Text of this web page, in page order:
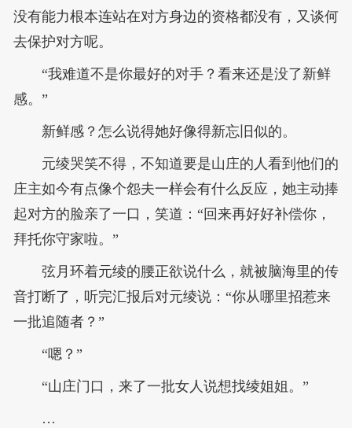
没有能力根本连站在对方身边的资格都没有，又谈何
去保护对方呢。
“我难道不是你最好的对手？看来还是没了新鲜
感。”
新鲜感？怎么说得她好像得新忘旧似的。
元绫哭笑不得，不知道要是山庄的人看到他们的
庄主如今有点像个怨夫一样会有什么反应，她主动捧
起对方的脸亲了一口，笑道：“回来再好好补偿你，
拜托你守家啦。”
弦月环着元绫的腰正欲说什么，就被脑海里的传
音打断了，听完汇报后对元绫说：“你从哪里招惹来
一批追随者？”
“嗯？”
“山庄门口，来了一批女人说想找绫姐姐。”
…